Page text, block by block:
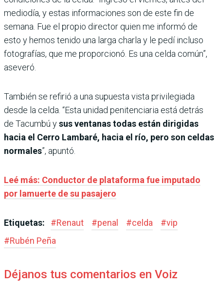
mediodía, y estas informaciones son de este fin de
semana. Fue el propio director quien me informó de
esto y hemos tenido una larga charla y le pedí incluso
fotografías, que me proporcionó. Es una celda común”,
aseveró.
También se refirió a una supuesta vista privilegiada
desde la celda. “Esta unidad penitenciaria está detrás
de Tacumbú ysus ventanas todas están dirigidas
hacia el Cerro Lambaré, hacia el río, pero son celdas
normales”, apuntó.
Leé más: Conductor de plataforma fue imputado
por lamuerte de su pasajero
Etiquetas: #Renaut #penal #celda #vip
#Rubén Peña
Déjanos tus comentarios en Voiz